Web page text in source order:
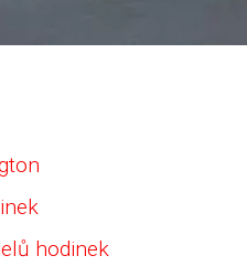
hodinek